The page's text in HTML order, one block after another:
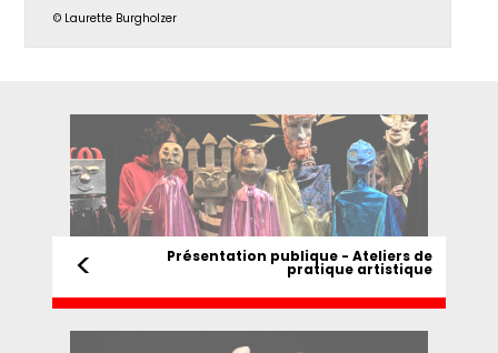
© Laurette Burgholzer
Présentation publique - Ateliers de
pratique artistique
<